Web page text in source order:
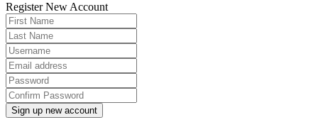
Register New Account